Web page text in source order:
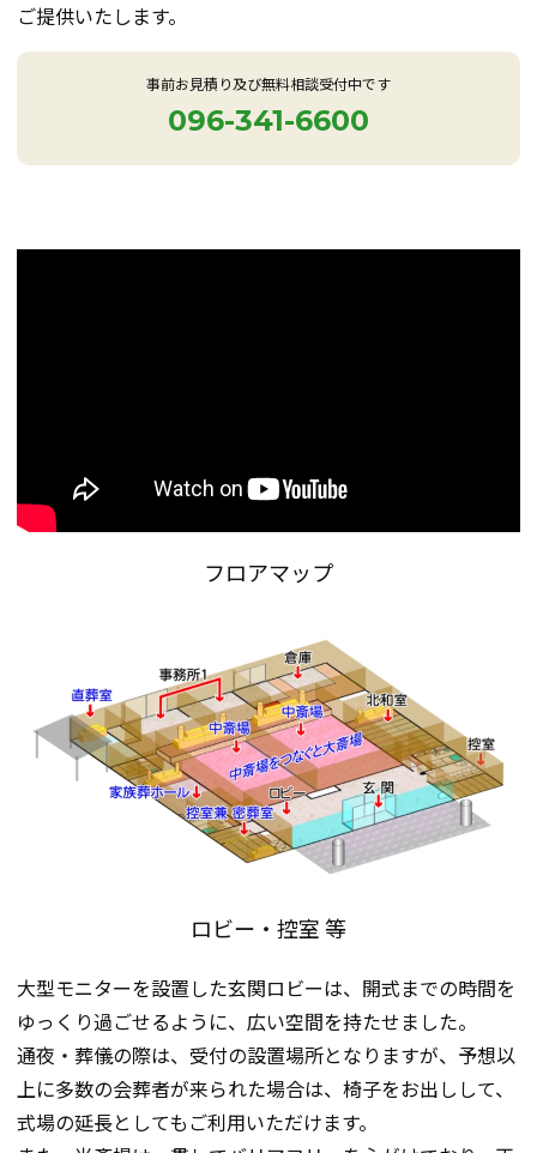
ご提供いたします。
事前お見積り及び無料相談受付中です
096-341-6600
フロアマップ
ロビー・控室 等
大型モニターを設置した玄関ロビーは、開式までの時間を
ゆっくり過ごせるように、広い空間を持たせました。
通夜・葬儀の際は、受付の設置場所となりますが、予想以
上に多数の会葬者が来られた場合は、椅子をお出しして、
式場の延長としてもご利用いただけます。